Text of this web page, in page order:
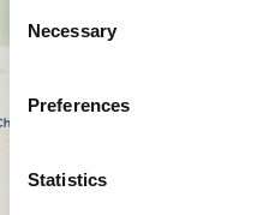
Selection
Necessary
Preferences
Statistics
−